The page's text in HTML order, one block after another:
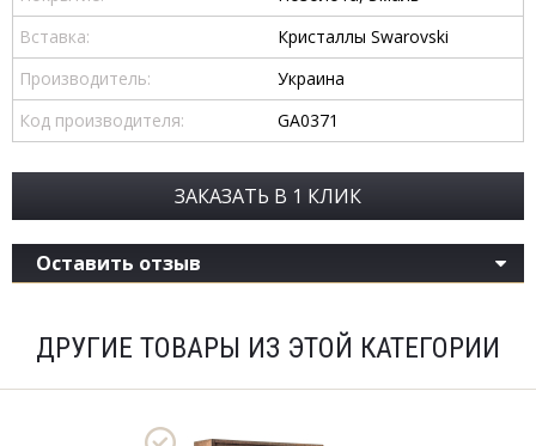
Вставка:
Кристаллы Swarovski
Производитель:
Украина
Код производителя:
GA0371
ЗАКАЗАТЬ В 1 КЛИК
Оставить отзыв
ДРУГИЕ ТОВАРЫ ИЗ ЭТОЙ КАТЕГОРИИ